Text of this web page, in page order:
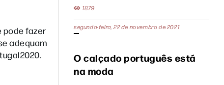
pode fazer
adequam
1879
segunda-feira, 22 de novembro de 2021
O calçado português está
na moda